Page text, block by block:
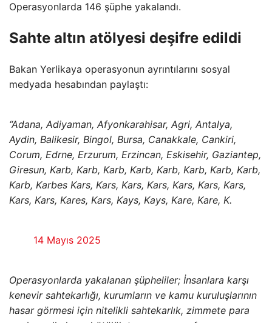
Operasyonlarda 146 şüphe yakalandı.
Sahte altın atölyesi deşifre edildi
Bakan Yerlikaya operasyonun ayrıntılarını sosyal
medyada hesabından paylaştı:
“Adana, Adiyaman, Afyonkarahisar, Agri, Antalya,
Aydin, Balikesir, Bingol, Bursa, Canakkale, Cankiri,
Corum, Edrne, Erzurum, Erzincan, Eskisehir, Gaziantep,
Giresun, Karb, Karb, Karb, Karb, Karb, Karb, Karb, Karb,
Karb, Karbes Kars, Kars, Kars, Kars, Kars, Kars, Kars,
Kars, Kars, Kares, Kars, Kays, Kays, Kare, Kare, K.
14 Mayıs 2025
Operasyonlarda yakalanan şüpheliler; İnsanlara karşı
kenevir sahtekarlığı, kurumların ve kamu kuruluşlarının
hasar görmesi için nitelikli sahtekarlık, zimmete para